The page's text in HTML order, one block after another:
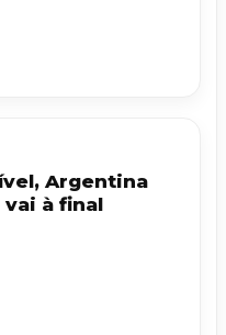
Argentina
vai à final